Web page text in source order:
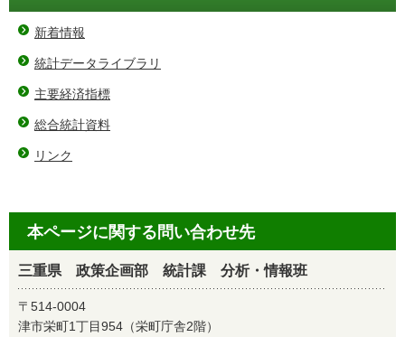
新着情報
統計データライブラリ
主要経済指標
総合統計資料
リンク
本ページに関する問い合わせ先
三重県 政策企画部 統計課 分析・情報班
〒514-0004
津市栄町1丁目954（栄町庁舎2階）